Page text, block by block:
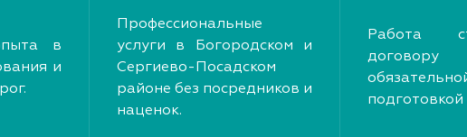
в
и
Профессиональные
услуги в Богородском и
Сергиево-Посадском
районе без посредников и
наценок.
Работа
подготовкой